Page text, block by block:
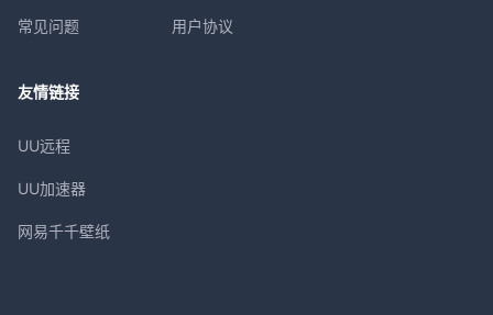
常见问题 用户协议
友情链接
UU远程
UU加速器
网易千千壁纸